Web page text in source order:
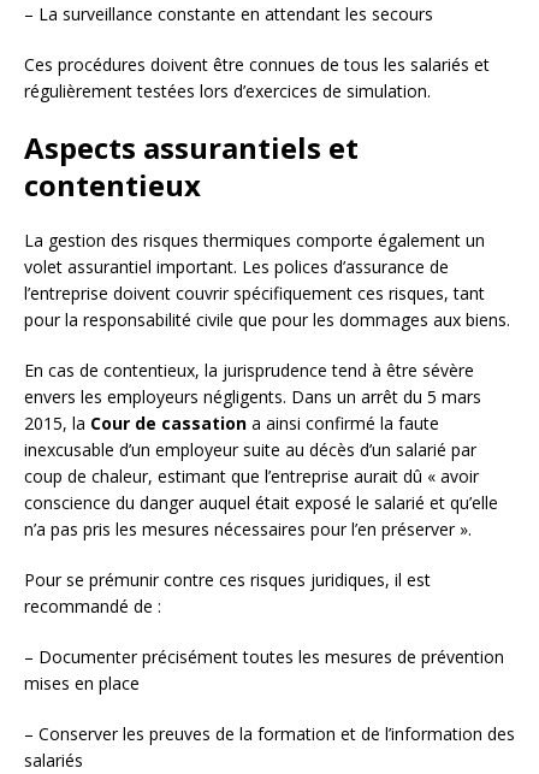
– La surveillance constante en attendant les secours
Ces procédures doivent être connues de tous les salariés et
régulièrement testées lors d’exercices de simulation.
Aspects assurantiels et
contentieux
La gestion des risques thermiques comporte également un
volet assurantiel important. Les polices d’assurance de
l’entreprise doivent couvrir spécifiquement ces risques, tant
pour la responsabilité civile que pour les dommages aux biens.
En cas de contentieux, la jurisprudence tend à être sévère
envers les employeurs négligents. Dans un arrêt du 5 mars
2015, la Cour de cassation a ainsi confirmé la faute
inexcusable d’un employeur suite au décès d’un salarié par
coup de chaleur, estimant que l’entreprise aurait dû « avoir
conscience du danger auquel était exposé le salarié et qu’elle
n’a pas pris les mesures nécessaires pour l’en préserver ».
Pour se prémunir contre ces risques juridiques, il est
recommandé de :
– Documenter précisément toutes les mesures de prévention
mises en place
– Conserver les preuves de la formation et de l’information des
salariés